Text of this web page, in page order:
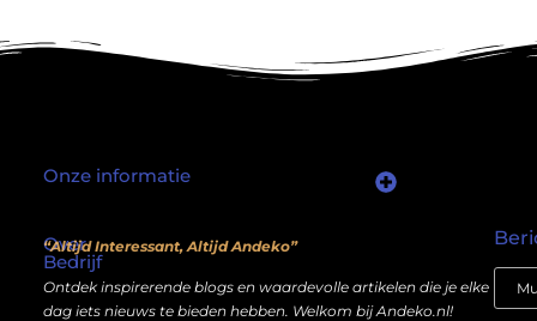
Over
Bedrijf
“Altijd Interessant, Altijd Andeko”
Ontdek inspirerende blogs en waardevolle artikelen die je elke
dag iets nieuws te bieden hebben. Welkom bij Andeko.nl!
Onze informatie